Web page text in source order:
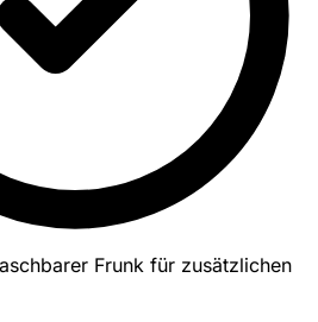
Frunk für zusätzlichen